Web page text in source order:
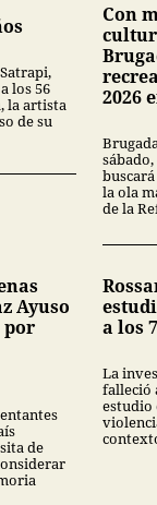
los 56
la artista
de su
Con
2026
la ola
de la
Ayuso
por
de
a los
La
falleció
estudio